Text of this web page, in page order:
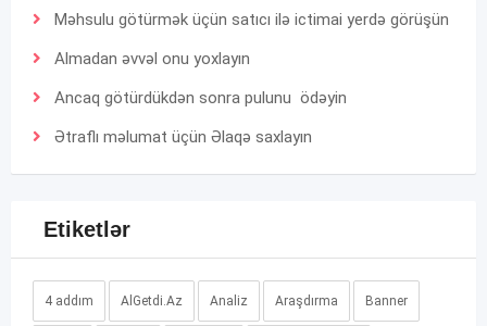
Məhsulu götürmək üçün satıcı ilə ictimai yerdə görüşün
Almadan əvvəl onu yoxlayın
Ancaq götürdükdən sonra pulunu ödəyin
Ətraflı məlumat üçün Əlaqə saxlayın
Etiketlər
4 addım AlGetdi.Az Analiz Araşdırma Banner